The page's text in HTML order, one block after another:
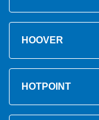
HOOVER
HOTPOINT